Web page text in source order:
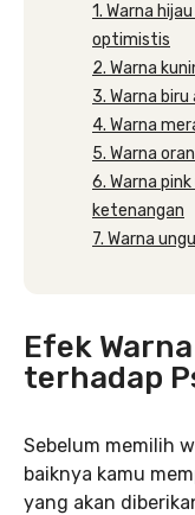
1. Warna
optimistis
2. Warna
3. Warna
4. Warna
5. Warna
6. Warna
ketenangan
7. Warna
Efek
terhadap
Sebelum memilih
baiknya kamu
yang akan